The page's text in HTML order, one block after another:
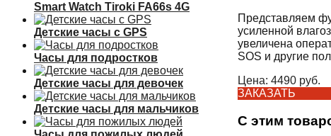
Smart Watch Tiroki FA66s 4G
Детские часы с GPS
Часы для подростков
Детские часы для девочек
Детские часы для мальчиков
Представляем
усиленной
увеличена
SOS и другие
Цена: 4490 руб.
ЗАКАЗАТЬ
С этим